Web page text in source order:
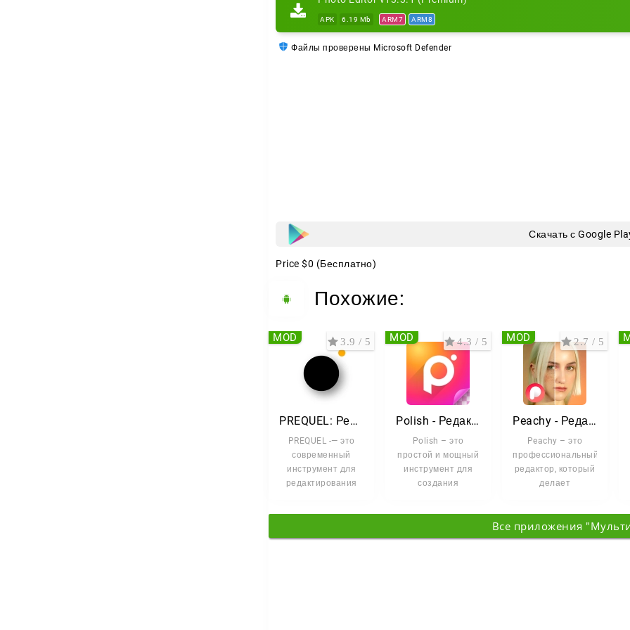
Хотите похулиганить? Разделите снимок на части и получите
появиться несколько одинаковых элементов тела или она
Photo Editor подойдет и для быстрой обработки, и для смелых
APK 6.19 Mb ARM7 ARM8
Файлы проверены Microsoft Defender
Скачать с Google
Price $0 (Бесплатно)
Похожие:
PREQUEL: Редактор фото
PREQUEL -— это
современный
инструмент для
редактирования
3.9 / 5
MOD
Polish - Редактор с ИИ
Polish – это
простой и мощный
инструмент для
создания
Приложение
4.3 / 5
MOD
Peachy - Редактор Лица
Peachy – это
профессиональный
редактор, который
делает
просто задачей,
2.7 / 5
MOD
Все приложения